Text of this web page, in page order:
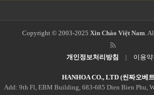
Copyright © 2003-2025 Xin Chào Việt Nam .
개인정보처리방침 | 이용
HANHOA CO., LTD (씬짜오베
Add: 9th Fl, EBM Building, 683-685 Dien Bien Phu,